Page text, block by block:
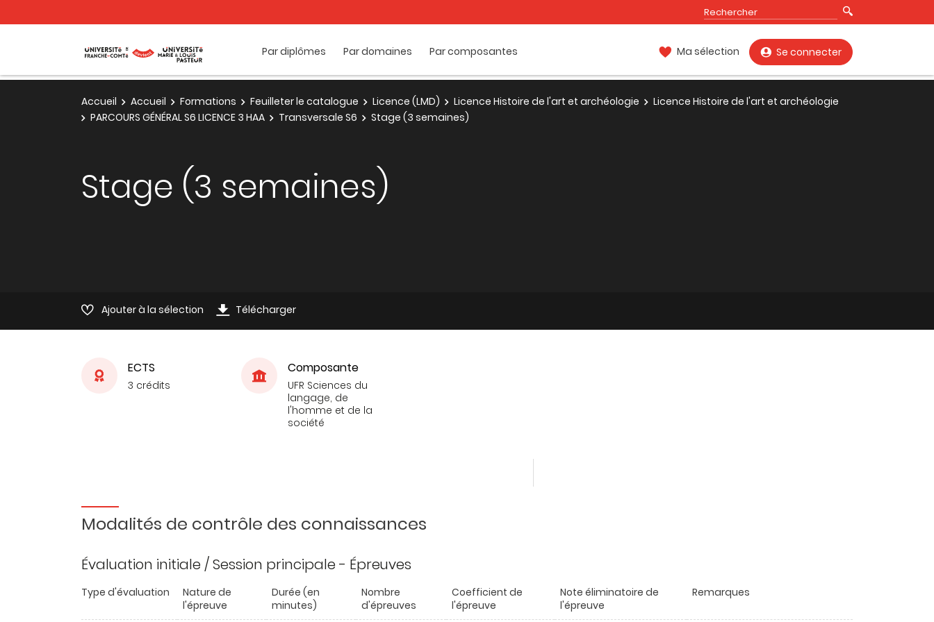
Par diplômes Par domaines Par composantes Ma sélection Se connecter
Accueil Accueil Formations Feuilleter le catalogue Licence (LMD) Licence Histoire de l'art et archéologie
Licence Histoire de l'art et archéologie
PARCOURS GÉNÉRAL S6 LICENCE 3 HAA
Transversale S6 Stage (3 semaines)
Stage (3 semaines)
Ajouter à la sélection Télécharger
ECTS
3 crédits
Composante
UFR Sciences du
langage, de
l'homme et de la
société
Modalités de contrôle des connaissances
Évaluation initiale / Session principale - Épreuves
Type d'évaluation
Nature de
l'épreuve
Durée (en
minutes)
Nombre
d'épreuves
Coefficient de
l'épreuve
Note éliminatoire de
l'épreuve
Remarques